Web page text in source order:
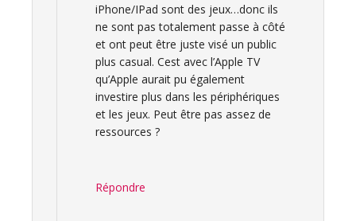
iPhone/IPad sont des jeux…donc ils
ne sont pas totalement passe à côté
et ont peut être juste visé un public
plus casual. Cest avec l’Apple TV
qu’Apple aurait pu également
investire plus dans les périphériques
et les jeux. Peut être pas assez de
ressources ?
Répondre